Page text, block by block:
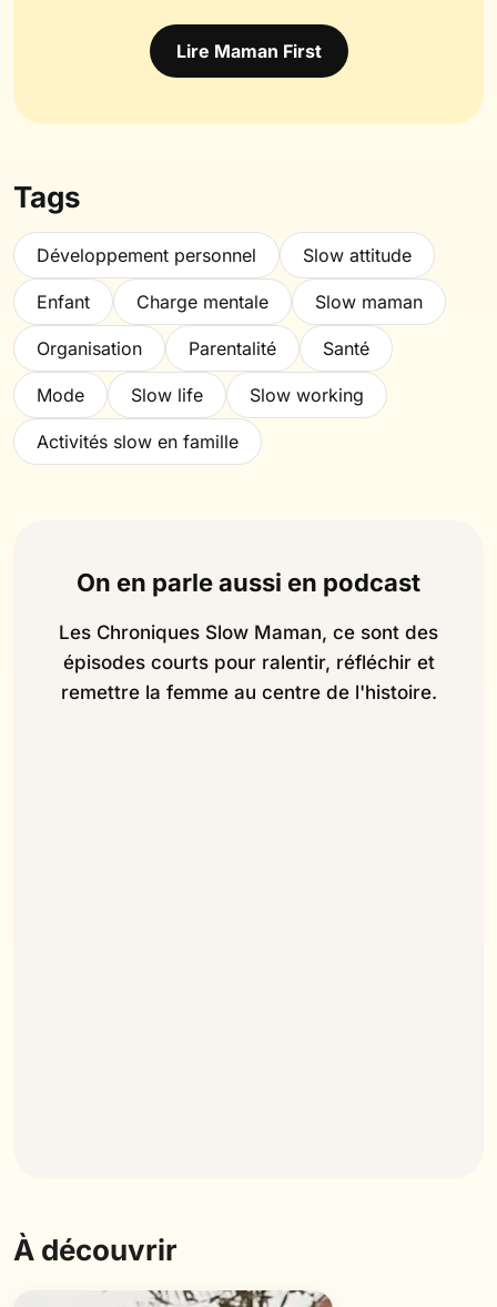
Lire Maman First
Tags
Développement personnel Slow attitude
Enfant Charge mentale Slow maman
Organisation Parentalité Santé
Mode Slow life Slow working
Activités slow en famille
On en parle aussi en podcast
Les Chroniques Slow Maman, ce sont des
épisodes courts pour ralentir, réfléchir et
remettre la femme au centre de l'histoire.
À découvrir